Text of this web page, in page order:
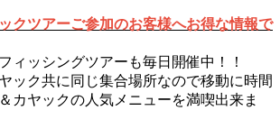
クツアーご参加のお客様へお得な情報で
ィッシングツアーも毎日開催中！！
ック共に同じ集合場所なので移動に時間
カヤックの人気メニューを満喫出来ま